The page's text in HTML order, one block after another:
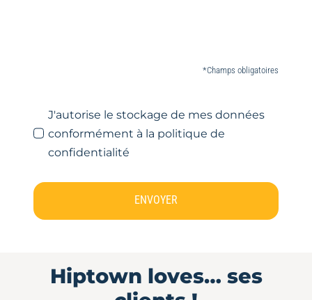
*Champs obligatoires
J'autorise le stockage de mes données
conformément à la politique de
confidentialité
ENVOYER
Hiptown loves… ses